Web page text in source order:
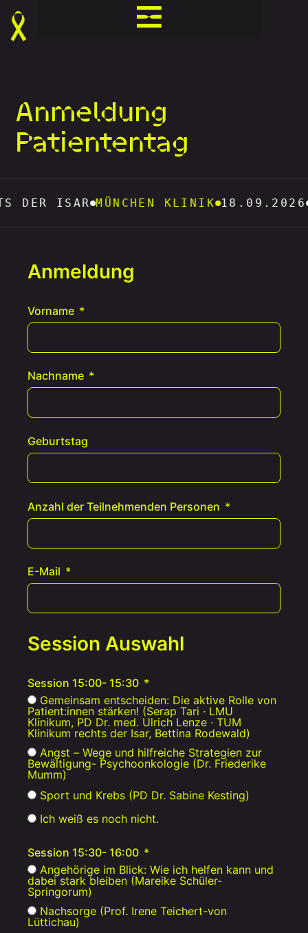
Anmeldung
Patiententag
DER ISAR MÜNCHEN KLINIK 18.09.2026
Anmeldung
Vorname
Nachname
Geburtstag
Anzahl der Teilnehmenden Personen
E-Mail
Session Auswahl
Session 15:00- 15:30
Gemeinsam entscheiden: Die aktive Rolle von
Patient:innen stärken! (Serap Tari · LMU
Klinikum, PD Dr. med. Ulrich Lenze · TUM
Klinikum rechts der Isar, Bettina Rodewald)
Angst – Wege und hilfreiche Strategien zur
Bewältigung- Psychoonkologie (Dr. Friederike
Mumm)
Sport und Krebs (PD Dr. Sabine Kesting)
Ich weiß es noch nicht.
Session 15:30- 16:00
Angehörige im Blick: Wie ich helfen kann und
dabei stark bleiben (Mareike Schüler-
Springorum)
Nachsorge (Prof. Irene Teichert-von
Lüttichau)